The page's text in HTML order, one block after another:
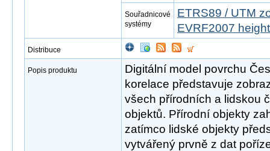
Souřadnicové
systémy
ETRS89 / UTM
EVRF2007 height
Distribuce
Popis produktu
Digitální model povrchu
korelace představuje
všech přírodních a lidskou
objektů. Přírodní objekty
zatímco lidské objekty
vytvářený prvně z dat